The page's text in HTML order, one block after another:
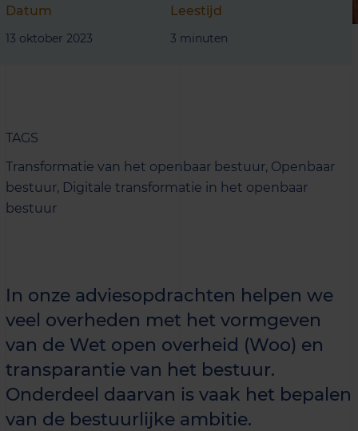
Datum
13 oktober 2023
Leestijd
3 minuten
TAGS
Transformatie van het openbaar bestuur, Openbaar
bestuur, Digitale transformatie in het openbaar
bestuur
In onze adviesopdrachten helpen we
veel overheden met het vormgeven
van de Wet open overheid (Woo) en
transparantie van het bestuur.
Onderdeel daarvan is vaak het bepalen
van de bestuurlijke ambitie.